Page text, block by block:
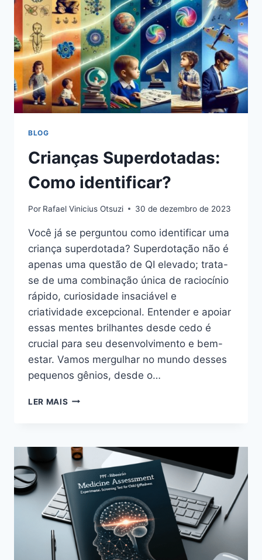
BLOG
Crianças Superdotadas:
Como identificar?
Por Rafael Vinicius Otsuzi 30 de dezembro de 2023
Você já se perguntou como identificar uma
criança superdotada? Superdotação não é
apenas uma questão de QI elevado; trata-
se de uma combinação única de raciocínio
rápido, curiosidade insaciável e
criatividade excepcional. Entender e apoiar
essas mentes brilhantes desde cedo é
crucial para seu desenvolvimento e bem-
estar. Vamos mergulhar no mundo desses
pequenos gênios, desde o…
LER MAIS CRIANÇAS